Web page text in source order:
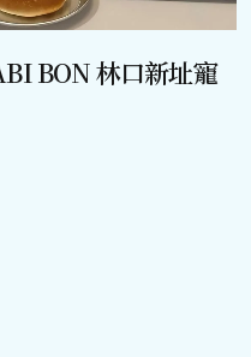
BON 林口新址寵